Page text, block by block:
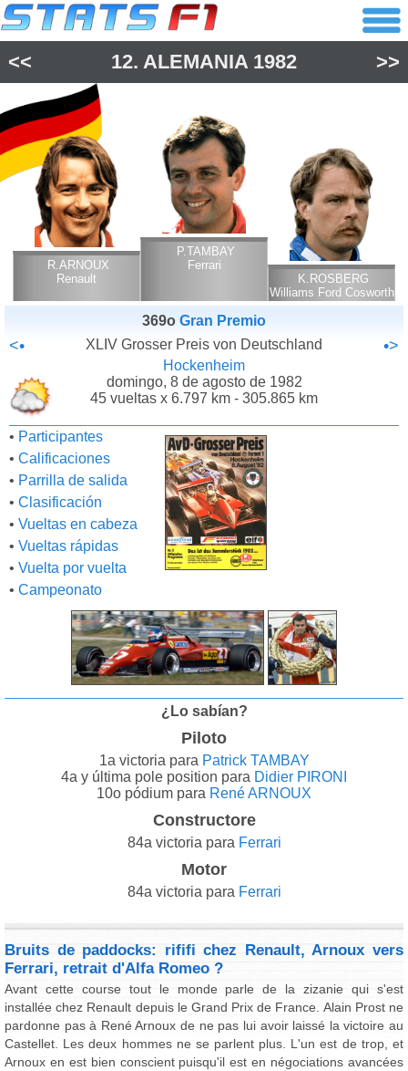
<< 12. ALEMANIA 1982 >>
R.ARNOUX
Renault
P.TAMBAY
Ferrari
K.ROSBERG
Williams Ford Cosworth
369o Gran Premio
<• XLIV Grosser Preis von Deutschland •>
Hockenheim
domingo, 8 de agosto de 1982
45 vueltas x 6.797 km - 305.865 km
• Participantes
• Calificaciones
• Parrilla de salida
• Clasificación
• Vueltas en cabeza
• Vueltas rápidas
• Vuelta por vuelta
• Campeonato
¿Lo sabían?
Piloto
1a victoria para Patrick TAMBAY
4a y última pole position para Didier PIRONI
10o pódium para René ARNOUX
Constructore
84a victoria para Ferrari
Motor
84a victoria para Ferrari
Bruits de paddocks: rififi chez Renault, Arnoux vers
Ferrari, retrait d'Alfa Romeo ?
Avant cette course tout le monde parle de la zizanie qui s'est
installée chez Renault depuis le Grand Prix de France. Alain Prost ne
pardonne pas à René Arnoux de ne pas lui avoir laissé la victoire au
Castellet. Les deux hommes ne se parlent plus. L'un est de trop, et
Arnoux en est bien conscient puisqu'il est en négociations avancées